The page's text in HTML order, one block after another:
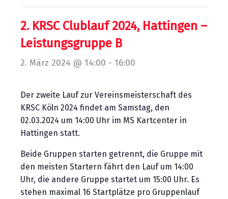
2. KRSC Clublauf 2024, Hattingen –
Leistungsgruppe B
2. März 2024 @ 14:00 - 16:00
Der zweite Lauf zur Vereinsmeisterschaft des
KRSC Köln 2024 findet am Samstag, den
02.03.2024 um 14:00 Uhr im MS Kartcenter in
Hattingen statt.
Beide Gruppen starten getrennt, die Gruppe mit
den meisten Startern fährt den Lauf um 14:00
Uhr, die andere Gruppe startet um 15:00 Uhr. Es
stehen maximal 16 Startplätze pro Gruppenlauf